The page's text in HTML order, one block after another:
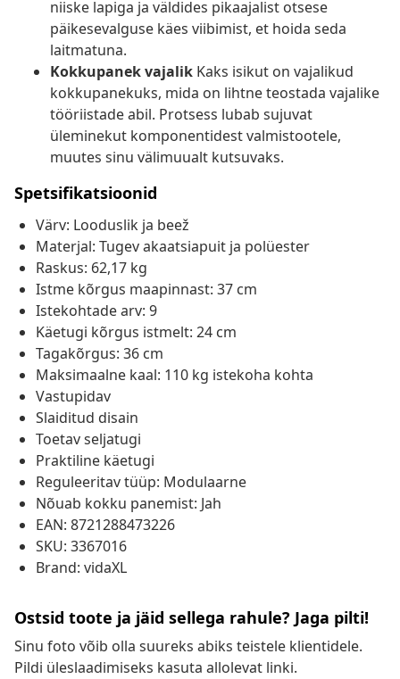
niiske lapiga ja väldides pikaajalist otsese
päikesevalguse käes viibimist, et hoida seda
laitmatuna.
Kokkupanek vajalik Kaks isikut on vajalikud
kokkupanekuks, mida on lihtne teostada vajalike
tööriistade abil. Protsess lubab sujuvat
üleminekut komponentidest valmistootele,
muutes sinu välimuualt kutsuvaks.
Spetsifikatsioonid
Värv: Looduslik ja beež
Materjal: Tugev akaatsiapuit ja polüester
Raskus: 62,17 kg
Istme kõrgus maapinnast: 37 cm
Istekohtade arv: 9
Käetugi kõrgus istmelt: 24 cm
Tagakõrgus: 36 cm
Maksimaalne kaal: 110 kg istekoha kohta
Vastupidav
Slaiditud disain
Toetav seljatugi
Praktiline käetugi
Reguleeritav tüüp: Modulaarne
Nõuab kokku panemist: Jah
EAN: 8721288473226
SKU: 3367016
Brand: vidaXL
Ostsid toote ja jäid sellega rahule? Jaga pilti!
Sinu foto võib olla suureks abiks teistele klientidele.
Pildi üleslaadimiseks kasuta allolevat linki.